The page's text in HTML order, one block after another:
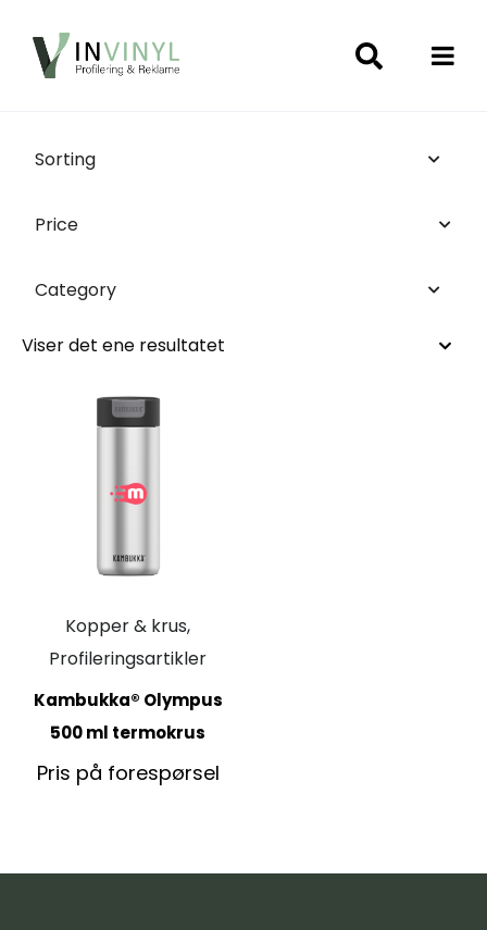
Sorting
Price
Category
Viser det ene resultatet
Kopper & krus,
Profileringsartikler
Kambukka® Olympus
500 ml termokrus
Pris på forespørsel